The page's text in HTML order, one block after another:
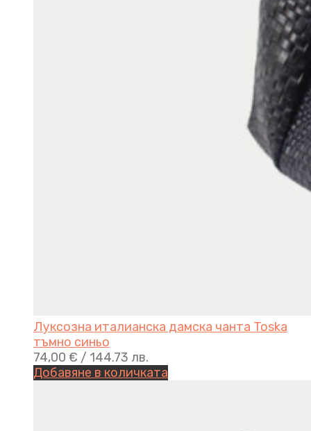
Луксозна италианска дамска чанта Toska
тъмно синьо
74,00 € / 144.73 лв.
Добавяне в количката